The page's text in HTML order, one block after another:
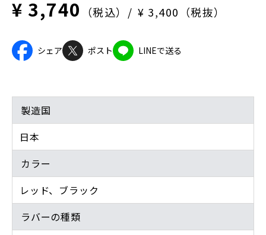
¥ 3,740 （税込） ¥ 3,400（税抜）
シェア ポスト LINEで送る
製造国
日本
カラー
レッド、ブラック
ラバーの種類